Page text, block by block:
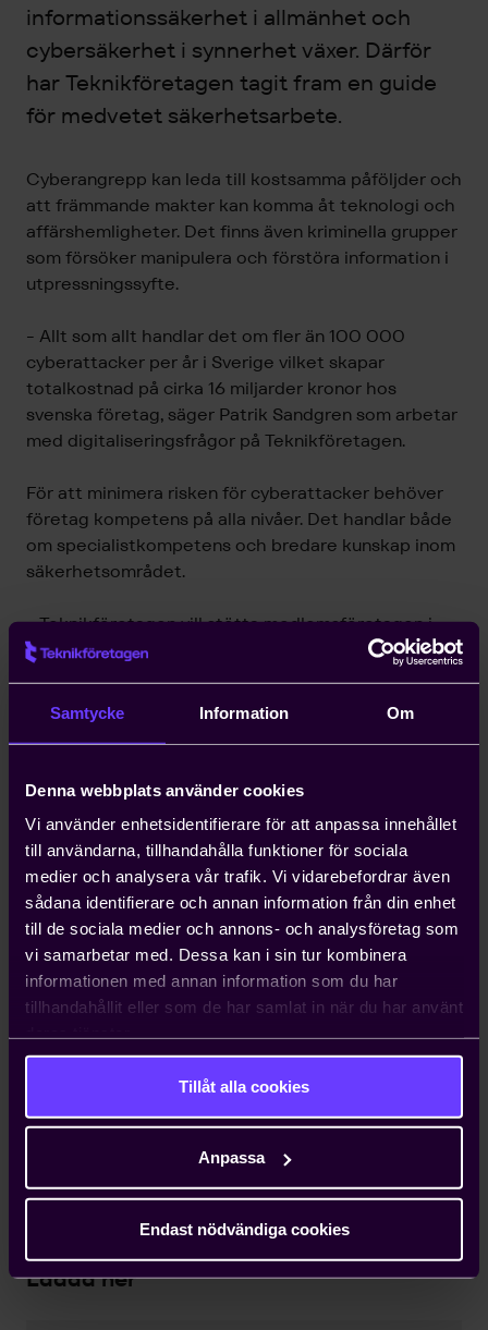
Samtycke Information Om
Denna webbplats använder cookies
Vi använder enhetsidentifierare för att anpassa innehållet
till användarna, tillhandahålla funktioner för sociala
medier och analysera vår trafik. Vi vidarebefordrar även
sådana identifierare och annan information från din enhet
till de sociala medier och annons- och analysföretag som
vi samarbetar med. Dessa kan i sin tur kombinera
informationen med annan information som du har
tillhandahållit eller som de har samlat in när du har använt
Tillåt alla cookies
Anpassa
Endast nödvändiga cookies
informationssäkerhet i allmänhet och
cybersäkerhet i synnerhet växer. Därför
har Teknikföretagen tagit fram en guide
för medvetet säkerhetsarbete.
Cyberangrepp kan leda till kostsamma påföljder och
att främmande makter kan komma åt teknologi och
affärshemligheter. Det finns även kriminella grupper
som försöker manipulera och förstöra information i
utpressningssyfte.
- Allt som allt handlar det om fler än 100 000
cyberattacker per år i Sverige vilket skapar
totalkostnad på cirka 16 miljarder kronor hos
svenska företag, säger Patrik Sandgren som arbetar
med digitaliseringsfrågor på Teknikföretagen.
För att minimera risken för cyberattacker behöver
företag kompetens på alla nivåer. Det handlar både
om specialistkompetens och bredare kunskap inom
säkerhetsområdet.
- Teknikföretagen vill stötta medlemsföretagen i
arbetet med cybersäkerhet och har därför tagit
teknikföretagen, berättar Patrik Sandgren. Vi har
noterat en ökad grad av förfrågningar och behov av
Mindre teknikföretag är särskilt utsatta för digitala
attacker eftersom de, generellt sett, har en lägre
grad av medvetenhet om cybersäkerhet och mindre
resurser.
- Det kan vara svårt för mindre företag att veta var
man ska börja och vilka områden säkerhetsarbetet
bör omfatta. Med hjälp av guiden hoppas vi att
företagen kommer igång. Vi har bland annat
sammanställt en checklista med de aktiviteter vi
Ladda ner guiden här.
Ladda ner